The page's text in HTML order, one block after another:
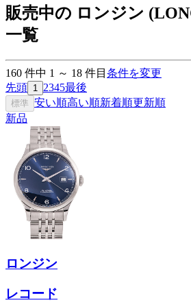
販売中の ロンジン
一覧
160 件中 1 ～ 18 件目 条件を変更
先頭 1 2345最後
標準 安い順高い順新着順更新順
新品
ロンジン
レコード